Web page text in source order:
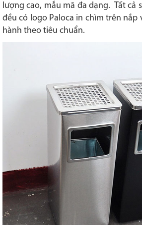
lượng cao, mẫu mã đa dạng. Tất cả
đều có logo Paloca in chìm trên nắp
hành theo tiêu chuẩn.